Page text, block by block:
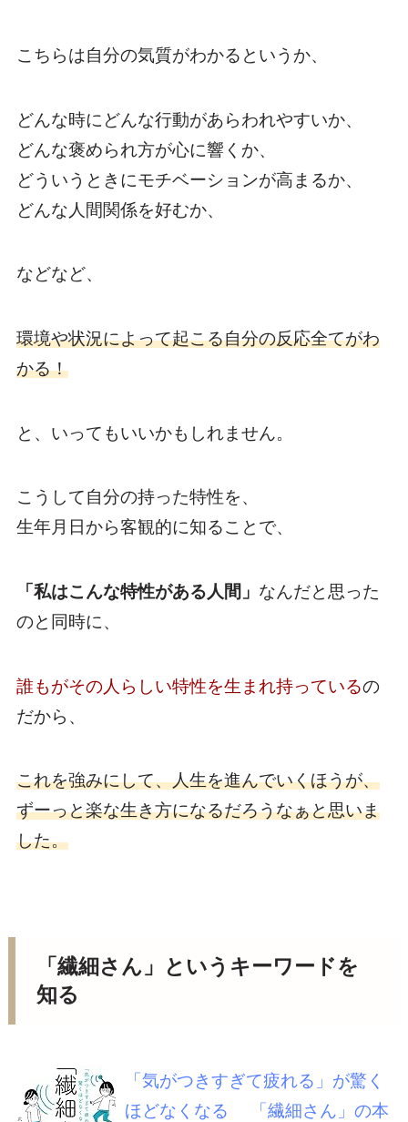
こちらは自分の気質がわかるというか、
どんな時にどんな行動があらわれやすいか、
どんな褒められ方が心に響くか、
どういうときにモチベーションが高まるか、
どんな人間関係を好むか、
などなど、
環境や状況によって起こる自分の反応全てがわ
かる！
と、いってもいいかもしれません。
こうして自分の持った特性を、
生年月日から客観的に知ることで、
「私はこんな特性がある人間」 なんだと思った
のと同時に、
誰もがその人らしい特性を生まれ持っているの
だから、
これを強みにして、人生を進んでいくほうが、
ずーっと楽な生き方になるだろうなぁと思いま
した。
「繊細さん」というキーワードを
知る
「気がつきすぎて疲れる」が驚く
ほどなくなる 「繊細さん」の本